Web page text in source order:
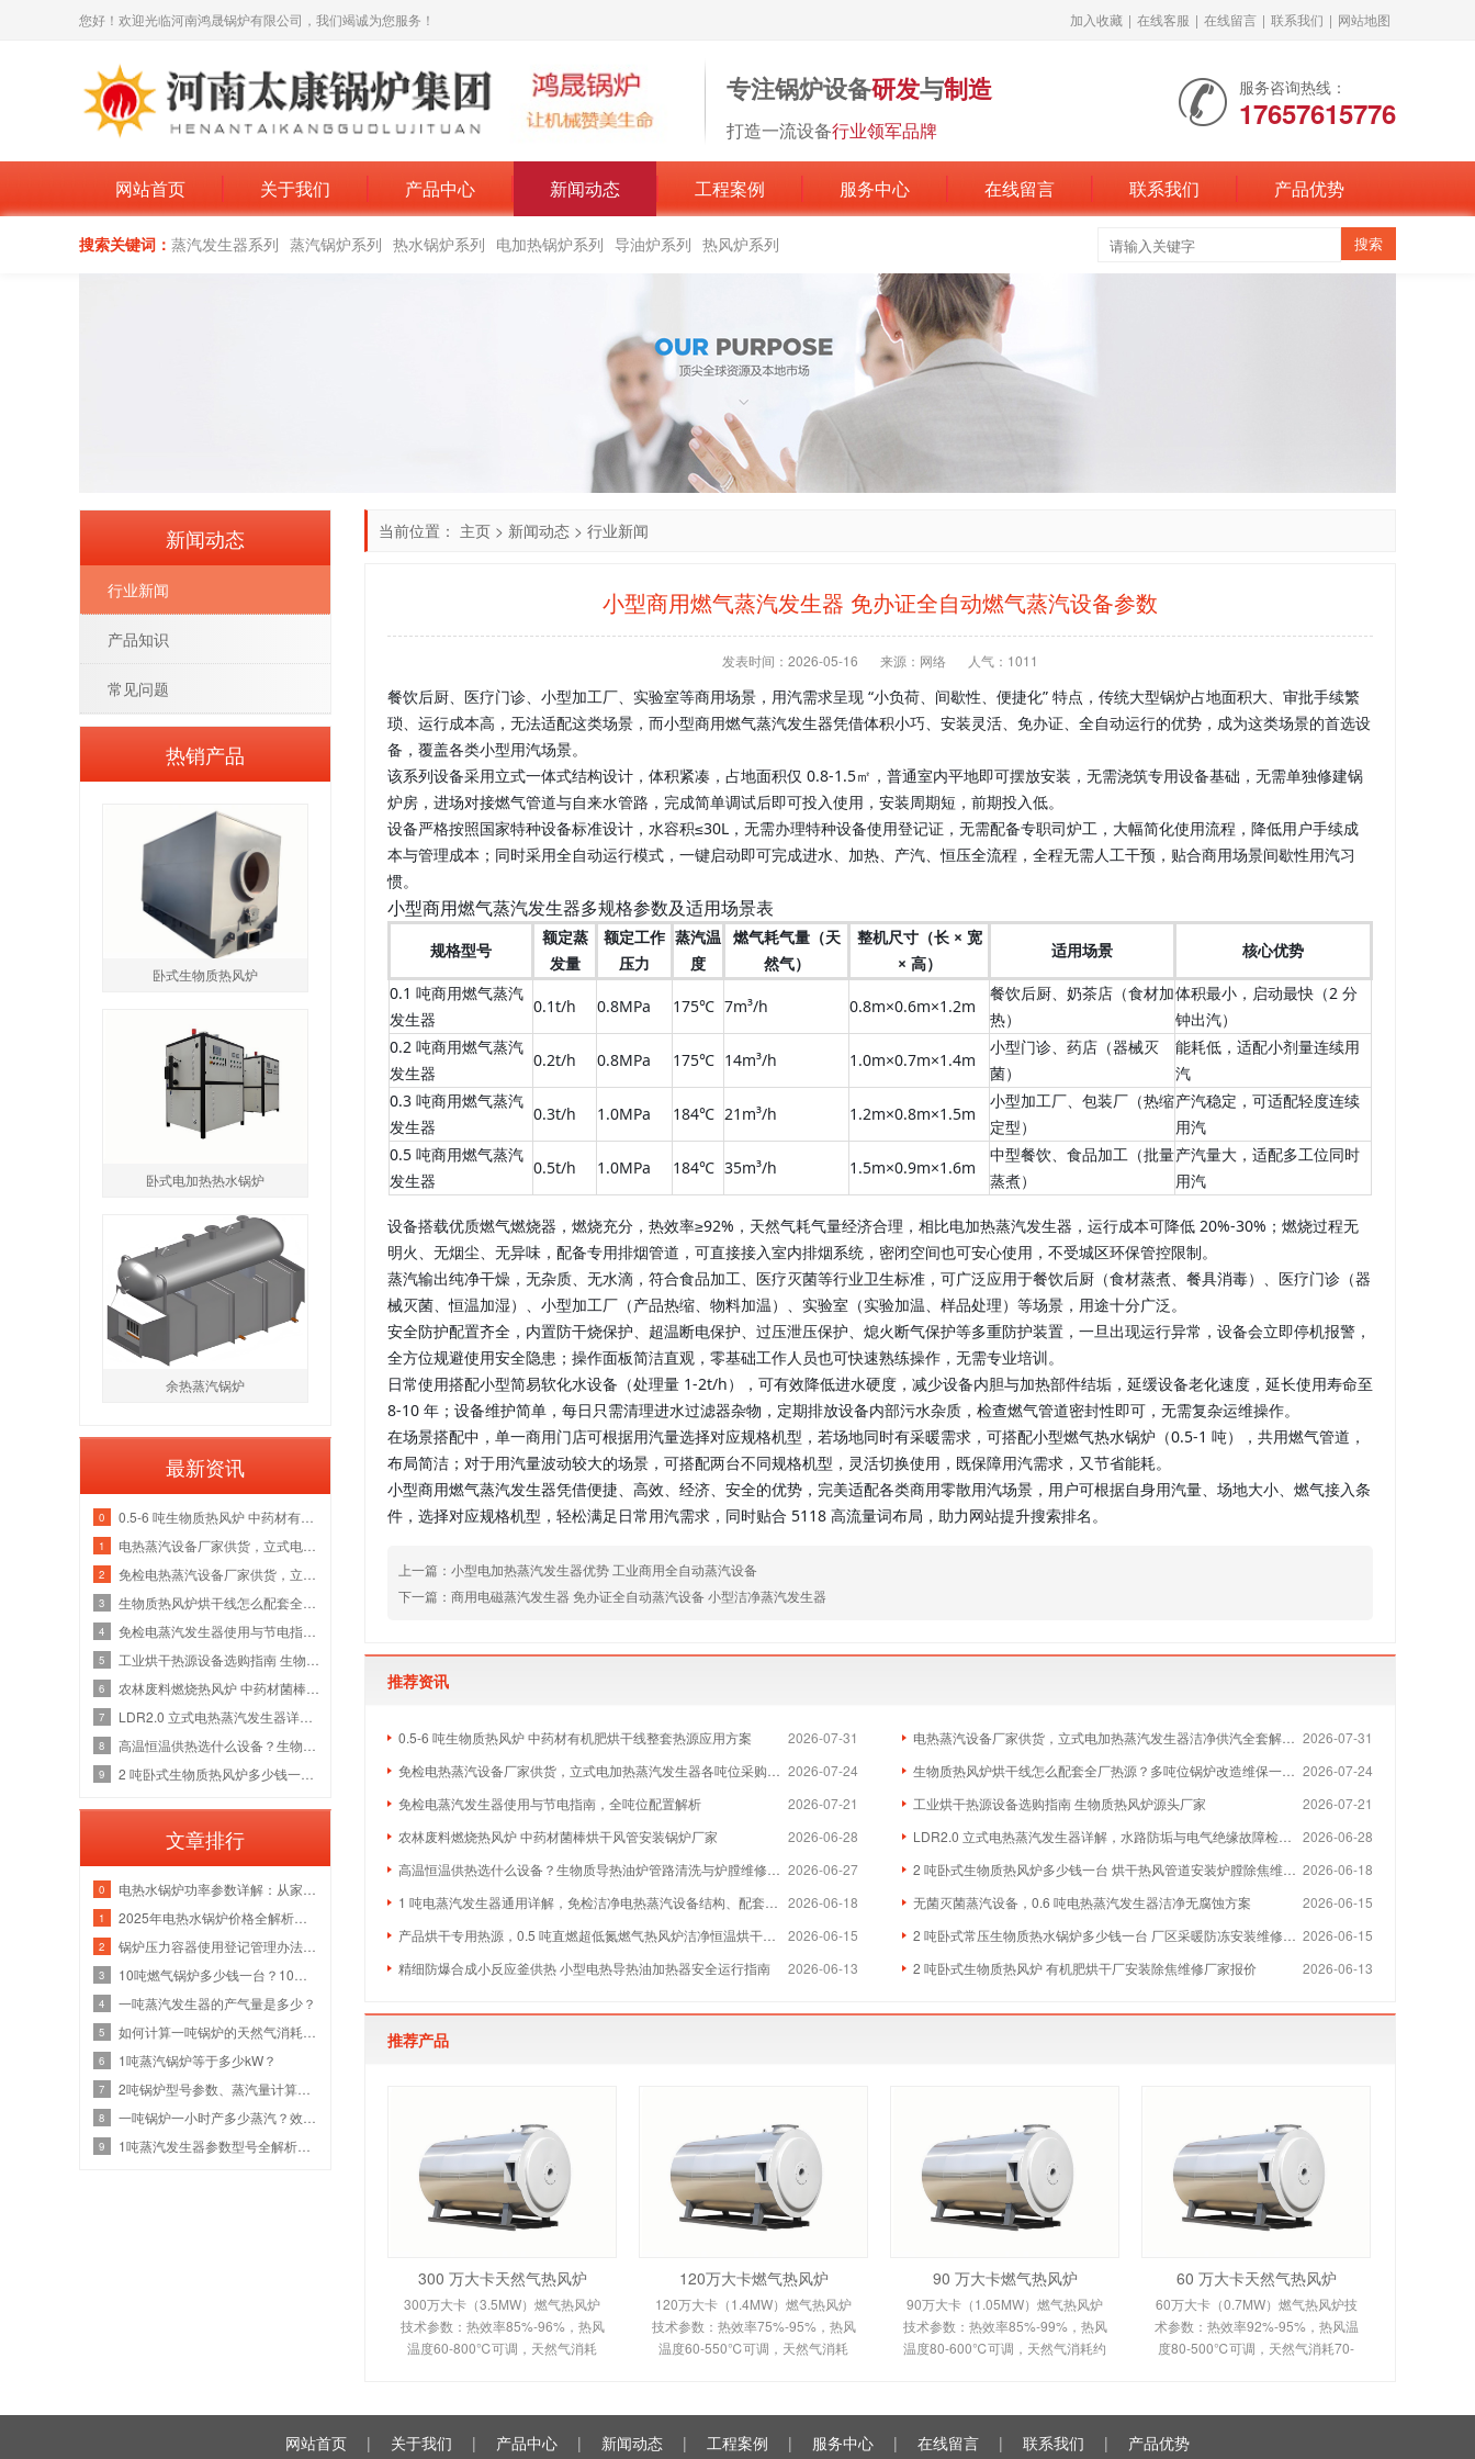
您好！欢迎光临河南鸿晟锅炉有限公司，我们竭诚为您服务！ 加入收藏 | 在线客服 | 在线留言 | 联系我们 | 网站地图
专注锅炉设备研发与制造
打造一流设备行业领军品牌
服务咨询热线：
17657615776
网站首页 关于我们 产品中心 新闻动态 工程案例 服务中心 在线留言 联系我们 产品优势
搜索关键词： 蒸汽发生器系列 蒸汽锅炉系列 热水锅炉系列 电加热锅炉系列 导油炉系列 热风炉系列
当前位置： 主页 > 新闻动态 > 行业新闻
小型商用燃气蒸汽发生器 免办证全自动燃气蒸汽设备参数
发表时间：2026-05-16 来源：网络 人气： 1011
餐饮后厨、医疗门诊、小型加工厂、实验室等商用场景，用汽需求呈现 “小负荷、间歇性、便捷化” 特点，传统大型锅炉占地面积大、审批手续繁
琐、运行成本高，无法适配这类场景，而小型商用燃气蒸汽发生器凭借体积小巧、安装灵活、免办证、全自动运行的优势，成为这类场景的首选设
备，覆盖各类小型用汽场景。
该系列设备采用立式一体式结构设计，体积紧凑，占地面积仅 0.8-1.5㎡，普通室内平地即可摆放安装，无需浇筑专用设备基础，无需单独修建锅
炉房，进场对接燃气管道与自来水管路，完成简单调试后即可投入使用，安装周期短，前期投入低。
设备严格按照国家特种设备标准设计，水容积≤30L，无需办理特种设备使用登记证，无需配备专职司炉工，大幅简化使用流程，降低用户手续成
本与管理成本；同时采用全自动运行模式，一键启动即可完成进水、加热、产汽、恒压全流程，全程无需人工干预，贴合商用场景间歇性用汽习
惯。
小型商用燃气蒸汽发生器多规格参数及适用场景表
规格型号
额定蒸
发量
额定工作
压力
蒸汽温
度
燃气耗气量（天
然气）
整机尺寸（长 × 宽
× 高）
适用场景 核心优势
0.1 吨商用燃气蒸汽
发生器
0.1t/h 0.8MPa 175℃ 7m³/h 0.8m×0.6m×1.2m
餐饮后厨、奶茶店（食材加
热）
体积最小，启动最快（2 分
钟出汽）
0.2 吨商用燃气蒸汽
发生器
0.2t/h 0.8MPa 175℃ 14m³/h 1.0m×0.7m×1.4m
小型门诊、药店（器械灭
菌）
能耗低，适配小剂量连续用
汽
0.3 吨商用燃气蒸汽
发生器
0.3t/h 1.0MPa 184℃ 21m³/h 1.2m×0.8m×1.5m
小型加工厂、包装厂（热缩
定型）
产汽稳定，可适配轻度连续
用汽
0.5 吨商用燃气蒸汽
发生器
0.5t/h 1.0MPa 184℃ 35m³/h 1.5m×0.9m×1.6m
中型餐饮、食品加工（批量
蒸煮）
产汽量大，适配多工位同时
用汽
设备搭载优质燃气燃烧器，燃烧充分，热效率≥92%，天然气耗气量经济合理，相比电加热蒸汽发生器，运行成本可降低 20%-30%；燃烧过程无
明火、无烟尘、无异味，配备专用排烟管道，可直接接入室内排烟系统，密闭空间也可安心使用，不受城区环保管控限制。
蒸汽输出纯净干燥，无杂质、无水滴，符合食品加工、医疗灭菌等行业卫生标准，可广泛应用于餐饮后厨（食材蒸煮、餐具消毒）、医疗门诊（器
械灭菌、恒温加湿）、小型加工厂（产品热缩、物料加温）、实验室（实验加温、样品处理）等场景，用途十分广泛。
安全防护配置齐全，内置防干烧保护、超温断电保护、过压泄压保护、熄火断气保护等多重防护装置，一旦出现运行异常，设备会立即停机报警，
全方位规避使用安全隐患；操作面板简洁直观，零基础工作人员也可快速熟练操作，无需专业培训。
日常使用搭配小型简易软化水设备（处理量 1-2t/h），可有效降低进水硬度，减少设备内胆与加热部件结垢，延缓设备老化速度，延长使用寿命至
8-10 年；设备维护简单，每日只需清理进水过滤器杂物，定期排放设备内部污水杂质，检查燃气管道密封性即可，无需复杂运维操作。
在场景搭配中，单一商用门店可根据用汽量选择对应规格机型，若场地同时有采暖需求，可搭配小型燃气热水锅炉（0.5-1 吨），共用燃气管道，
布局简洁；对于用汽量波动较大的场景，可搭配两台不同规格机型，灵活切换使用，既保障用汽需求，又节省能耗。
小型商用燃气蒸汽发生器凭借便捷、高效、经济、安全的优势，完美适配各类商用零散用汽场景，用户可根据自身用汽量、场地大小、燃气接入条
件，选择对应规格机型，轻松满足日常用汽需求，同时贴合 5118 高流量词布局，助力网站提升搜索排名。
上一篇：小型电加热蒸汽发生器优势 工业商用全自动蒸汽设备
下一篇：商用电磁蒸汽发生器 免办证全自动蒸汽设备 小型洁净蒸汽发生器
推荐资讯
2026-07-31
0.5-6 吨生物质热风炉 中药材有机肥烘干线整套热源应用方案 2026-07-31
电热蒸汽设备厂家供货，立式电加热蒸汽发生器洁净供汽全套解决方案
2026-07-24
免检电热蒸汽设备厂家供货，立式电加热蒸汽发生器各吨位采购成本分析 2026-07-24
生物质热风炉烘干线怎么配套全厂热源？多吨位锅炉改造维保一站式方案
2026-07-21
免检电蒸汽发生器使用与节电指南，全吨位配置解析 2026-07-21
工业烘干热源设备选购指南 生物质热风炉源头厂家
2026-06-28
农林废料燃烧热风炉 中药材菌棒烘干风管安装锅炉厂家 2026-06-28
LDR2.0 立式电热蒸汽发生器详解，水路防垢与电气绝缘故障检修指南
2026-06-27
高温恒温供热选什么设备？生物质导热油炉管路清洗与炉膛维修实体厂家 2026-06-18
2 吨卧式生物质热风炉多少钱一台 烘干热风管道安装炉膛除焦维修厂家
2026-06-18
1 吨电蒸汽发生器通用详解，免检洁净电热蒸汽设备结构、配套与维保全指南 2026-06-15
无菌灭菌蒸汽设备，0.6 吨电热蒸汽发生器洁净无腐蚀方案
2026-06-15
产品烘干专用热源，0.5 吨直燃超低氮燃气热风炉洁净恒温烘干方案 2026-06-15
2 吨卧式常压生物质热水锅炉多少钱一台 厂区采暖防冻安装维修厂家
2026-06-13
精细防爆合成小反应釜供热 小型电热导热油加热器安全运行指南 2026-06-13
2 吨卧式生物质热风炉 有机肥烘干厂安装除焦维修厂家报价
推荐产品
300 万大卡天然气热风炉
300万大卡（3.5MW）燃气热风炉
技术参数：热效率85%-96%，热风
温度60-800℃可调，天然气消耗
换热原理、间接换热技术及
120万大卡燃气热风炉
120万大卡（1.4MW）燃气热风炉
技术参数：热效率75%-95%，热风
温度60-550℃可调，天然气消耗
术及全自动控制。适用于
90 万大卡燃气热风炉
90万大卡（1.05MW）燃气热风炉
技术参数：热效率85%-99%，热风
温度80-600℃可调，天然气消耗约
自动安全控制。适用于化工
60 万大卡天然气热风炉
60万大卡（0.7MW）燃气热风炉技
术参数：热效率92%-95%，热风温
度80-500℃可调，天然气消耗70-
于食品、粮食、物料烘干
新闻动态
行业新闻
产品知识
常见问题
热销产品
卧式生物质热风炉
卧式电加热热水锅炉
余热蒸汽锅炉
最新资讯
0
1
2
3
4
5
6
7
8
9
文章排行
0
1
2
3
4 一吨蒸汽发生器的产气量是多少？
5
6 1吨蒸汽锅炉等于多少kW？
7
8
9
网站首页 | 关于我们 | 产品中心 | 新闻动态 | 工程案例 | 服务中心 | 在线留言 | 联系我们 | 产品优势